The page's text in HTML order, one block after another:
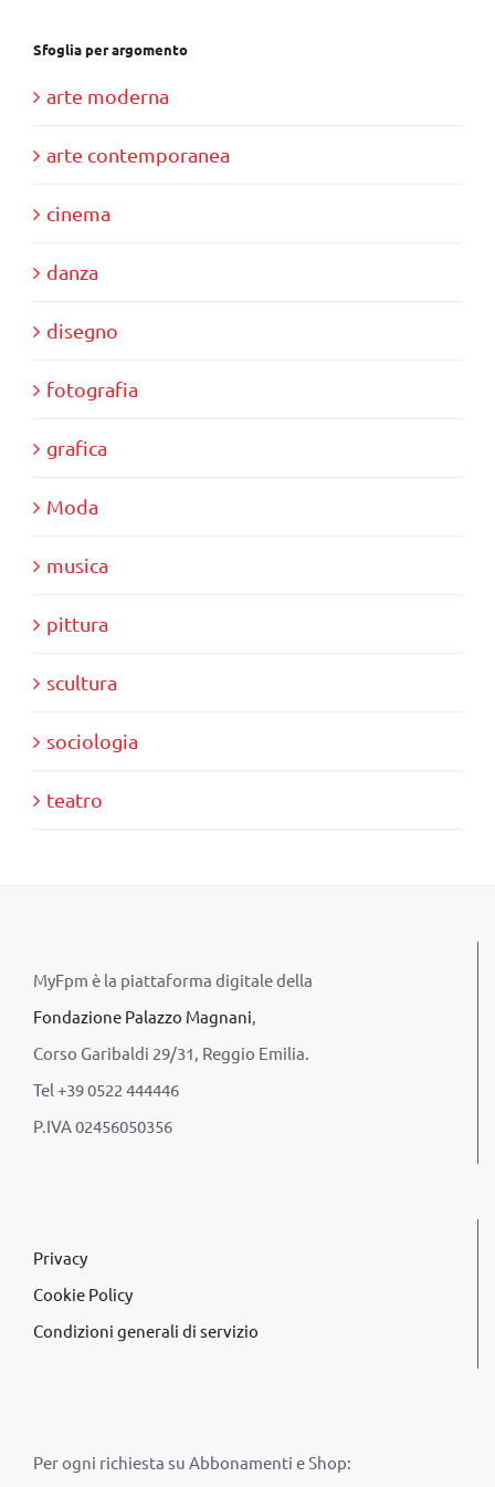
Sfoglia per argomento
arte moderna
arte contemporanea
cinema
danza
disegno
fotografia
grafica
Moda
musica
pittura
scultura
sociologia
teatro
MyFpm è la piattaforma digitale della
Fondazione Palazzo Magnani,
Corso Garibaldi 29/31, Reggio Emilia.
Tel +39 0522 444446
P.IVA 02456050356
Privacy
Cookie Policy
Condizioni generali di servizio
Per ogni richiesta su Abbonamenti e Shop: